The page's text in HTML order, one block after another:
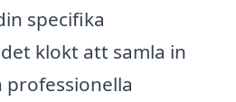
specifika
klokt att samla in